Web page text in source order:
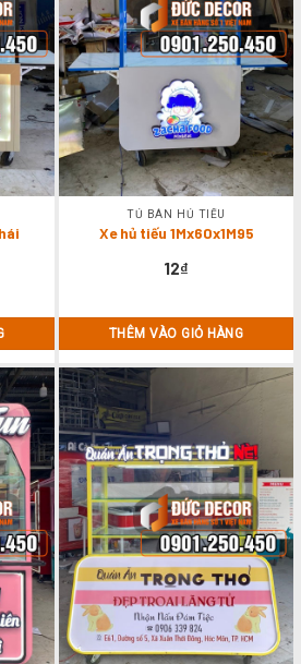
TỦ BÁN HỦ TIẾU
Xe hủ tiếu 1Mx60x1M95
12₫
THÊM VÀO GIỎ HÀNG